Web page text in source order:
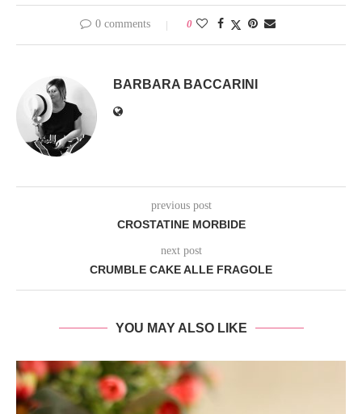
0 comments 0
BARBARA BACCARINI
previous post
CROSTATINE MORBIDE
next post
CRUMBLE CAKE ALLE FRAGOLE
YOU MAY ALSO LIKE